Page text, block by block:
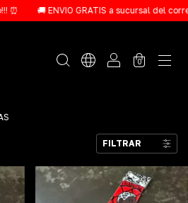
⏰ 🚚 ENVIO GRATIS a sucursal del
0
FILTRAR